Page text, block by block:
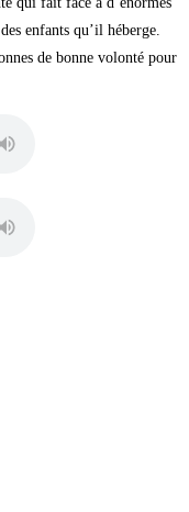
enfants qu’il héberge.
de bonne volonté pour